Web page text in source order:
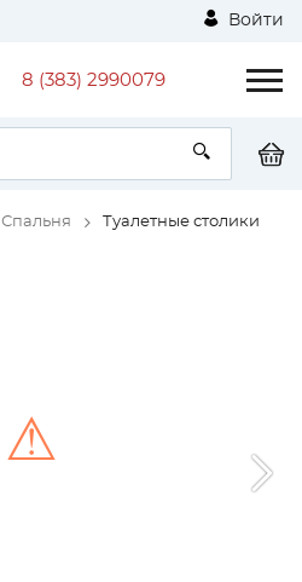
Войти
8 (383) 2990079
Спальня Туалетные столики
⚠